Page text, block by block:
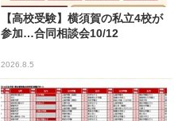
【高校受験】横須賀の私立4校が
参加…合同相談会10/12
2026.8.5